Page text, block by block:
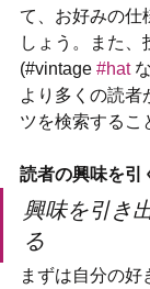
て、お好みの仕
しょう。また、
(#vintage #hat
より多くの読者
ツを検索するこ
読者の興味を引
興味を引き
る
まずは自分の好